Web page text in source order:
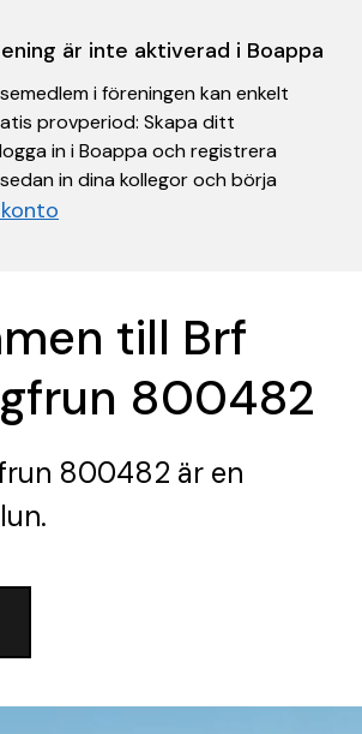
är inte aktiverad i Boappa
i föreningen kan enkelt
provperiod: Skapa ditt
in i Boappa och registrera
in dina kollegor och börja
till Brf
800482
800482 är en